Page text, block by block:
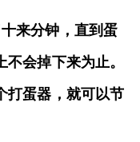
来分钟，直到蛋
会掉下来为止。
打蛋器，就可以节